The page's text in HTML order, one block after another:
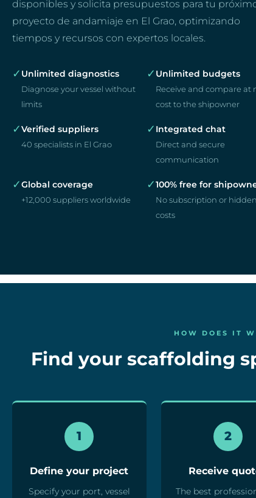
disponibles y solicita presupuestos para tu
proyecto de andamiaje en El Grao, optimizando
tiempos y recursos con expertos locales.
✓ Unlimited diagnostics
Diagnose your vessel without
limits
✓ Unlimited budgets
Receive and compare at
cost to the shipowner
✓Verified suppliers
40 specialists in El Grao
✓ Integrated chat
Direct and secure
communication
✓Global coverage
+12,000 suppliers worldwide
✓100% free for
No subscription or hidden
costs
HOW DOES IT
Find your scaffolding
1
Define your project
Specify your port, vessel
2
Receive
The best